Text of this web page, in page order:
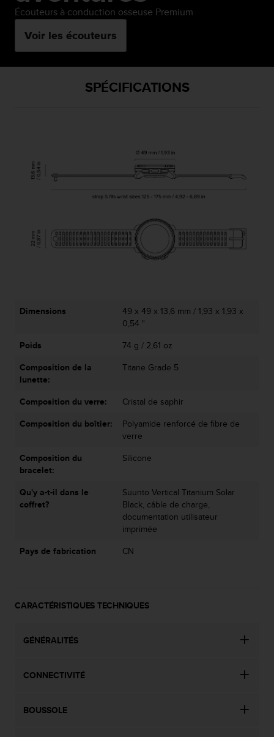
Écouteurs à conduction osseuse Premium
Voir les écouteurs
SPÉCIFICATIONS
Dimensions
49 x 49 x 13,6 mm / 1,93 x 1,93 x
0,54 "
Poids
74 g / 2,61 oz
Composition de la
lunette:
Titane Grade 5
Composition du verre:
Cristal de saphir
Composition du boîtier:
Polyamide renforcé de fibre de
verre
Composition du
bracelet:
Silicone
Qu'y a-t-il dans le
coffret?
Suunto Vertical Titanium Solar
Black, câble de charge,
documentation utilisateur
imprimée
Pays de fabrication
CN
CARACTÉRISTIQUES TECHNIQUES
GÉNÉRALITÉS
CONNECTIVITÉ
BOUSSOLE